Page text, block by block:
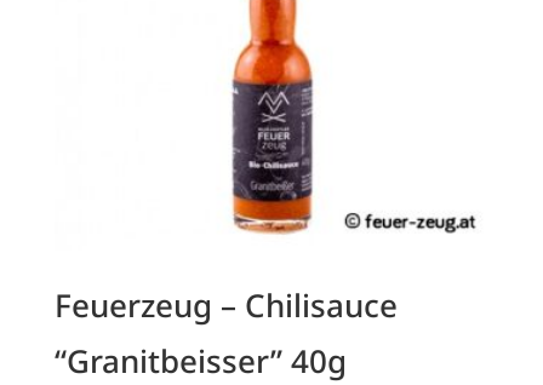
Feuerzeug – Chilisauce
“Granitbeisser” 40g